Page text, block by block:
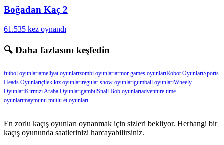
Boğadan Kaç 2
61.535 kez oynandı
🔍 Daha fazlasını keşfedin
futbol oyunlarıameliyat oyunlarızombi oyunlarıarmor games oyunlarıRobot OyunlarıSports
Heads Oyunlarıçilek kız oyunlarıregular show oyunlarigumball oyunlarıWheely
OyunlarıKırmızı Araba OyunlarıgambılSnail Bob oyunlarıadventure time
oyunlarımaymunu mutlu et oyunları
En zorlu kaçış oyunları oynanmak için sizleri bekliyor. Herhangi bir
kaçış oyununda saatlerinizi harcayabilirsiniz.